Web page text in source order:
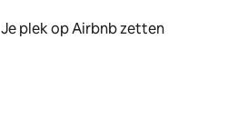
Je plek op Airbnb zetten